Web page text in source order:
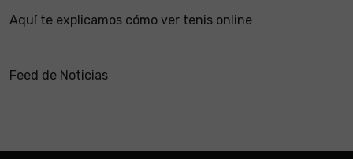
Aquí te explicamos cómo ver tenis online
Feed de Noticias